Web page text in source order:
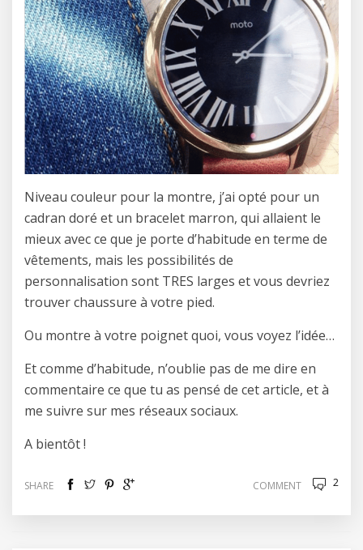
Niveau couleur pour la montre, j’ai opté pour un
cadran doré et un bracelet marron, qui allaient le
mieux avec ce que je porte d’habitude en terme de
vêtements, mais les possibilités de
personnalisation sont TRES larges et vous devriez
trouver chaussure à votre pied.
Ou montre à votre poignet quoi, vous voyez l’idée…
Et comme d’habitude, n’oublie pas de me dire en
commentaire ce que tu as pensé de cet article, et à
me suivre sur mes réseaux sociaux.
A bientôt !
SHARE COMMENT 2